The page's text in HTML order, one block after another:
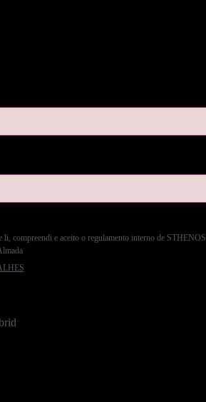
li, compreendi e aceito o regulamento interno de STHENOS